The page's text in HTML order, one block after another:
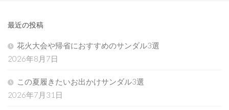
最近の投稿
花火大会や帰省におすすめのサンダル3選
2026年8月7日
この夏履きたいお出かけサンダル3選
2026年7月31日